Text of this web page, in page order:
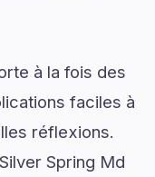
à la fois des
faciles à
réflexions.
Spring Md